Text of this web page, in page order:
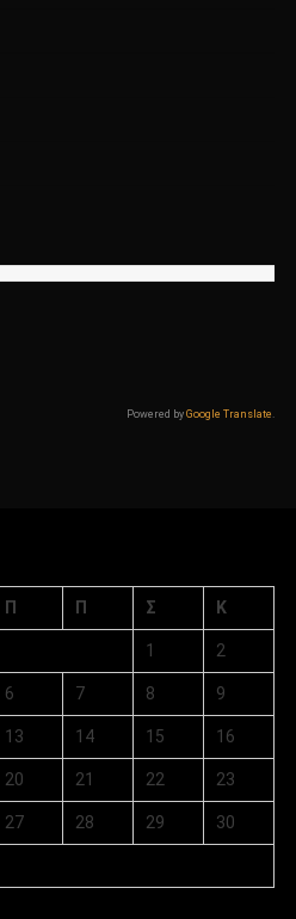
Powered byGoogle Translate .
Π Π Σ Κ
1 2
6 7 8 9
13 14 15 16
20 21 22 23
27 28 29 30